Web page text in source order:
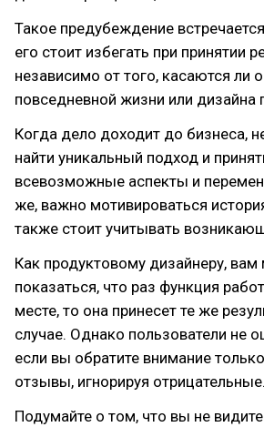
Такое предубеждение
его стоит избегать при принятии
независимо от того, касаются ли
повседневной жизни или дизайна
Когда дело доходит до бизнеса,
найти уникальный подход и
всевозможные аспекты и
же, важно мотивироваться
также стоит учитывать
Как продуктовому дизайнеру,
показаться, что раз функция
месте, то она принесет те же
случае. Однако пользователи не
если вы обратите внимание
отзывы, игнорируя отрицательные.
Подумайте о том, что вы не